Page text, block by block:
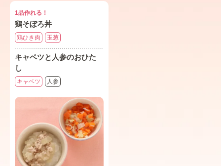
1品作れる！
鶏そぼろ丼
鶏ひき肉 玉葱
キャベツと人参のおひた
し
キャベツ 人参